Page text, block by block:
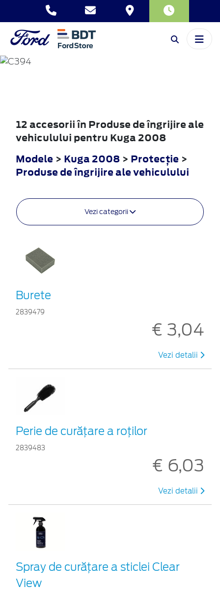
KUGA
12 accesorii în Produse de îngrijire ale
vehiculului pentru Kuga 2008
Modele > Kuga 2008 > Protecţie >
Produse de îngrijire ale vehiculului
Vezi categorii
Burete
2839479
€ 3,04
Vezi detalii
Perie de curățare a roților
2839483
€ 6,03
Vezi detalii
Spray de curățare a sticlei Clear
View